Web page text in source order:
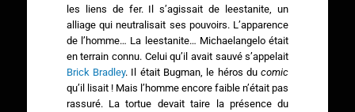
les liens de fer. Il s’agissait de leestanite, un
alliage qui neutralisait ses pouvoirs. L’apparence
de l’homme… La leestanite… Michaelangelo était
en terrain connu. Celui qu’il avait sauvé s’appelait
Brick Bradley. Il était Bugman, le héros ducomic
qu’il lisait ! Mais l’homme encore faible n’était pas
rassuré. La tortue devait taire la présence du